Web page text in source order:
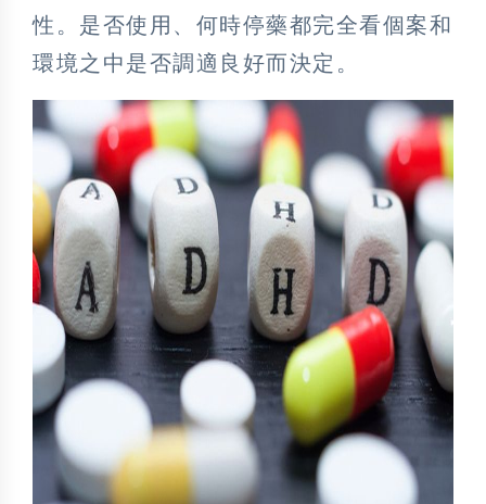
性。是否使用、何時停藥都完全看個案和
環境之中是否調適良好而決定。